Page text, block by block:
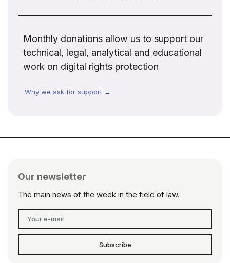
Monthly donations allow us to support our
technical, legal, analytical and educational
work on digital rights protection
Why we ask for support →
Our newsletter
The main news of the week in the field of law.
Subscribe